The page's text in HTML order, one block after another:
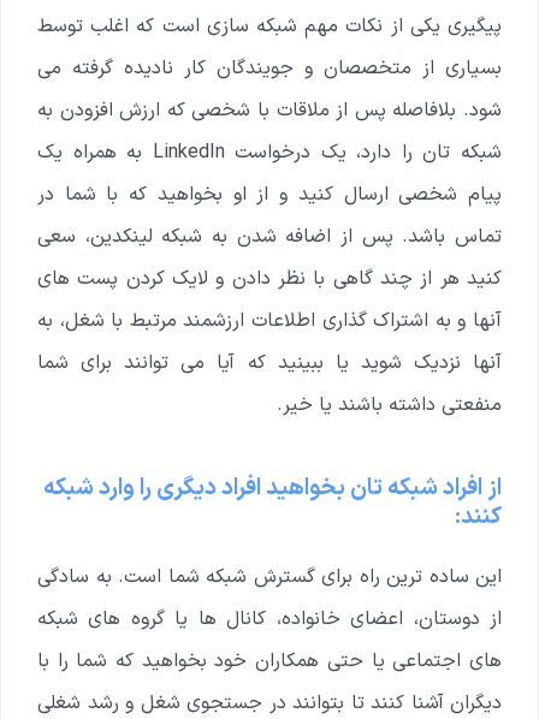
پیگیری یکی از نکات مهم شبکه سازی است که اغلب توسط
بسیاری از متخصصان و جویندگان کار نادیده گرفته می
شود. بلافاصله پس از ملاقات با شخصی که ارزش افزودن به
شبکه تان را دارد، یک درخواست LinkedIn به همراه یک
پیام شخصی ارسال کنید و از او بخواهید که با شما در
تماس باشد. پس از اضافه شدن به شبکه لینکدین، سعی
کنید هر از چند گاهی با نظر دادن و لایک کردن پست های
آنها و به اشتراک گذاری اطلاعات ارزشمند مرتبط با شغل، به
آنها نزدیک شوید یا ببینید که آیا می توانند برای شما
منفعتی داشته باشند یا خیر.
از افراد شبکه تان بخواهید افراد دیگری را وارد شبکه
کنند:
این ساده ترین راه برای گسترش شبکه شما است. به سادگی
از دوستان، اعضای خانواده، کانال ها یا گروه های شبکه
های اجتماعی یا حتی همکاران خود بخواهید که شما را با
دیگران آشنا کنند تا بتوانند در جستجوی شغل و رشد شغلی